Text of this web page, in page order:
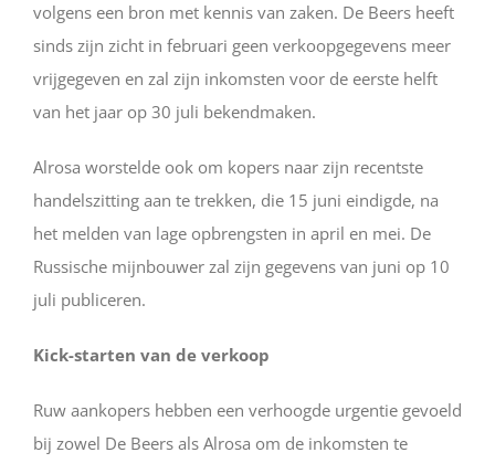
volgens een bron met kennis van zaken. De Beers heeft
sinds zijn zicht in februari geen verkoopgegevens meer
vrijgegeven en zal zijn inkomsten voor de eerste helft
van het jaar op 30 juli bekendmaken.
Alrosa worstelde ook om kopers naar zijn recentste
handelszitting aan te trekken, die 15 juni eindigde, na
het melden van lage opbrengsten in april en mei. De
Russische mijnbouwer zal zijn gegevens van juni op 10
juli publiceren.
Kick-starten van de verkoop
Ruw aankopers hebben een verhoogde urgentie gevoeld
bij zowel De Beers als Alrosa om de inkomsten te